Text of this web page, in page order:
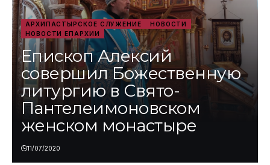
АРХИПАСТЫРСКОЕ СЛУЖЕНИЕ
НОВОСТИ
НОВОСТИ ЕПАРХИИ
Епископ Алексий
совершил Божественную
литургию в Свято-
Пантелеимоновском
женском монастыре
11/07/2020